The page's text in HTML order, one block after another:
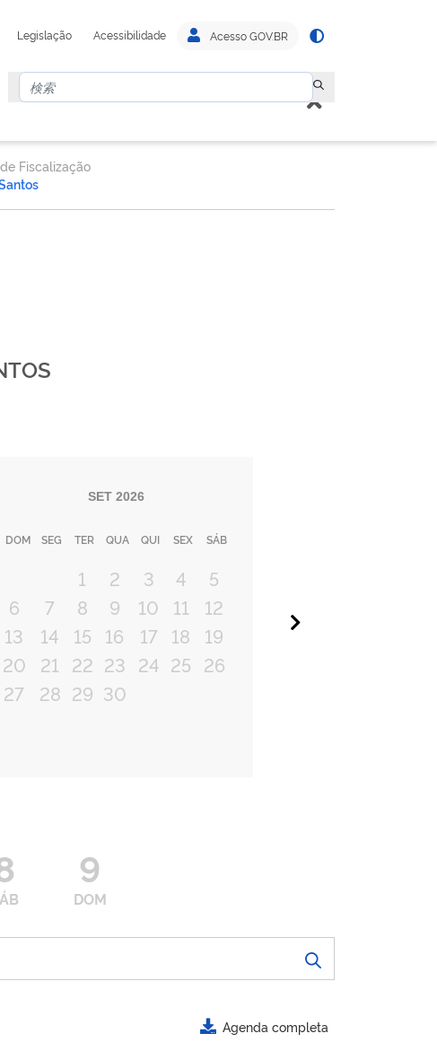
Legislação Acessibilidade Acesso GOV.BR
Fiscalização
SET 2026
DOM SEG TER QUA QUI SEX SÁB
1 2 3 4
5
6
7 8 9 10 11
12
13
14 15 16 17 18
19
20
21 22 23 24 25 26
27
28 29 30
9
DOM
Agenda completa